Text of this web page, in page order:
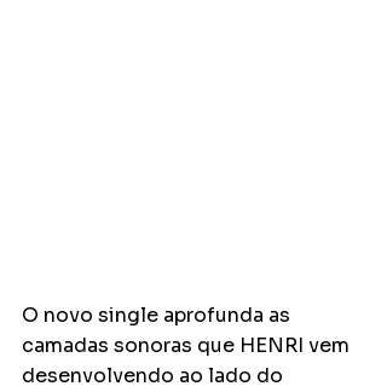
O novo single aprofunda as
camadas sonoras que HENRI vem
desenvolvendo ao lado do